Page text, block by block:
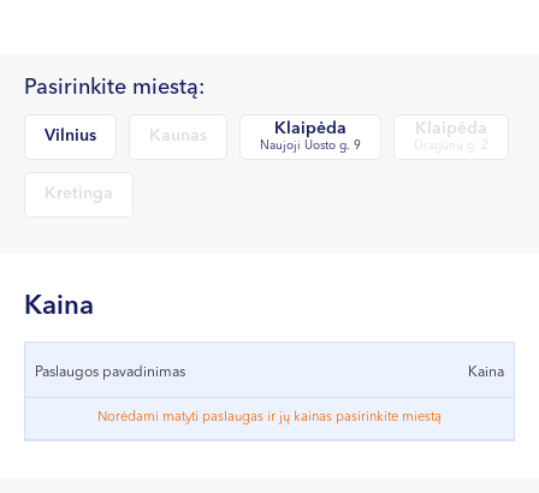
Miško g. 25A
Darbo laikas:
I-V 08:00 - 20:00
VI 09:00 - 15:00
VII --
I-V 08:00 - 20:00
VI, VII --
Naujoji Uosto g. 9
Pasirinkite miestą:
Vilnius Kaunas Klaipėda
Naujoji Uosto g. 9
Klaipėda
Dragūnų g. 2
Kretinga
Kaina
Paslaugos pavadinimas Kaina
Norėdami matyti paslaugas ir jų kainas pasirinkite miestą